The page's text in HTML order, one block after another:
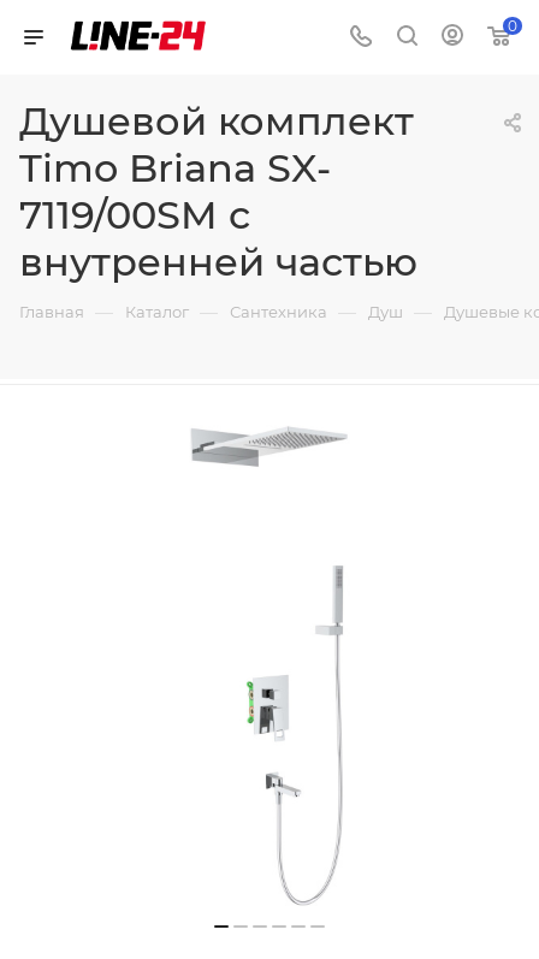
0
Душевой комплект
Timo Briana SX-
7119/00SM с
внутренней частью
Главная — Каталог — Сантехника — Душ — Душевые